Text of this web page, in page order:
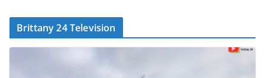
Brittany 24 Television